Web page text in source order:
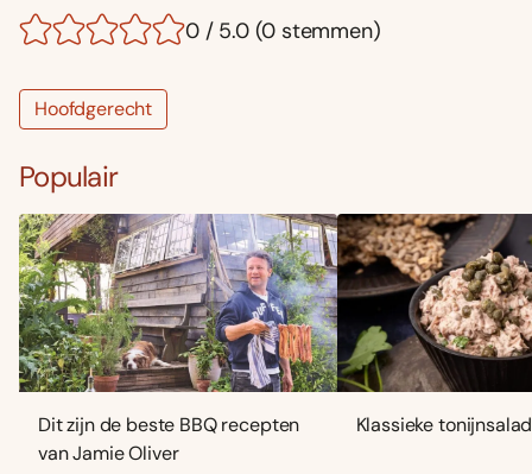
0 / 5.0 (0 stemmen)
Hoofdgerecht
Populair
Dit zijn de beste BBQ recepten
van Jamie Oliver
Klassieke